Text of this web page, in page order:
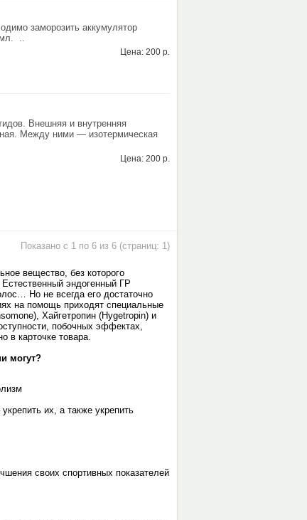
заморозить аккумулятор
мл. ..
Цена: 200 р.
Внешняя и внутренняя
Между ними — изотермическая
Цена: 200 р.
Показано с 1 по 6 из 6 (страниц: 1)
вещество, без которого
эндогенный ГР
Но не всегда его достаточно
на помощь приходят специальные
Хайгетропин (Hygetropin) и
побочных эффектах,
в карточке товара.
могут?
их, а также укрепить
своих спортивных показателей